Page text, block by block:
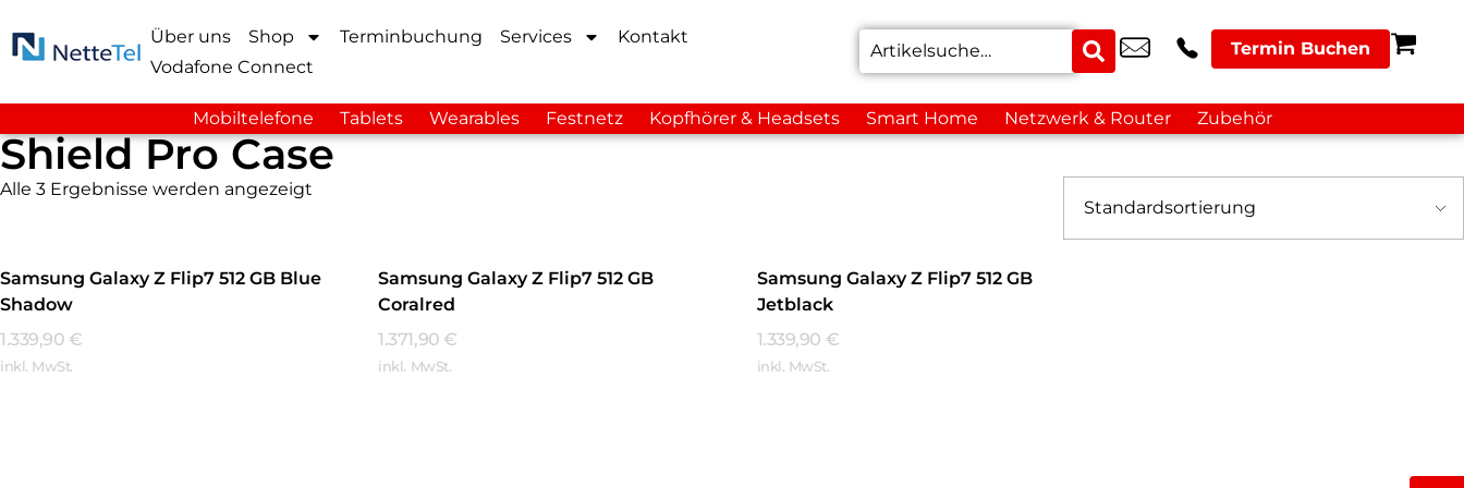
Über uns Shop Terminbuchung Services
Kontakt
Vodafone Connect
Termin Buchen
Mobiltelefone Tablets Wearables Festnetz Kopfhörer & Headsets Smart Home Netzwerk & Router Zubehör
Shield Pro Case
Alle 3 Ergebnisse werden angezeigt
Samsung Galaxy Z Flip7 512 GB Blue
Shadow
1.339,90 €
inkl. MwSt.
Samsung Galaxy Z Flip7 512 GB
Coralred
1.371,90 €
inkl. MwSt.
Samsung Galaxy Z Flip7 512 GB
Jetblack
1.339,90 €
inkl. MwSt.